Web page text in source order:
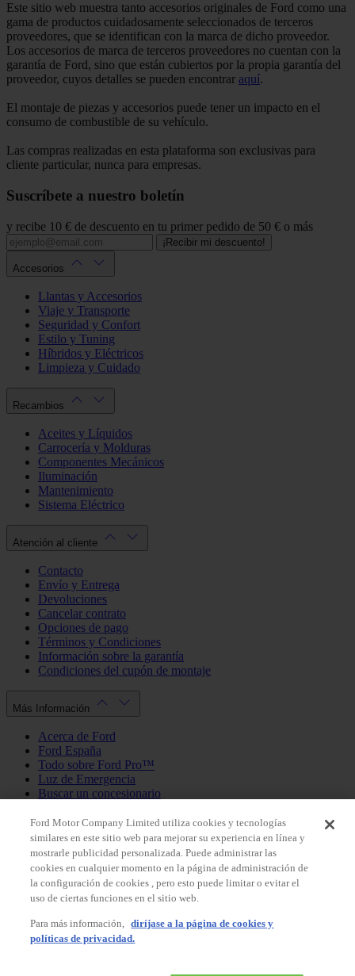
Este sitio web muestra tanto accesorios originales de Ford como una
gama de productos cuidadosamente seleccionados de terceros
proveedores, que se identifican con la marca de dicho proveedor.
Los accesorios de marca de terceros proveedores no cuentan con la
garantía de Ford, sino que están cubiertos por la propia garantía del
proveedor, cuyos detalles se pueden encontrar aquí.
El montaje de piezas y accesorios puede tener un impacto en el
consumo de combustible de su vehículo.
Las compras realizadas en esta plataforma son exclusivas para
cliente particular, nunca para empresas.
Suscríbete a nuestro boletín
y recibe 10 € de descuento en tu primer pedido de 50 € o más
¡Recibir mi descuento!
Accesorios
Llantas y Accesorios
Viaje y Transporte
Seguridad y Confort
Estilo y Tuning
Híbridos y Eléctricos
Limpieza y Cuidado
Recambios
Aceites y Líquidos
Carrocería y Molduras
Componentes Mecánicos
Iluminación
Mantenimiento
Sistema Eléctrico
Atención al cliente
Contacto
Envío y Entrega
Devoluciones
Cancelar contrato
Opciones de pago
Términos y Condiciones
Información sobre la garantía
Condiciones del cupón de montaje
Más Información
Acerca de Ford
Ford España
Todo sobre Ford Pro™
Luz de Emergencia
Buscar un concesionario
Política de privacidad
Mi Cuenta
Iniciar sesión / Registrarse
Mis pedidos
País
Ford Motor Company Limited utiliza cookies y tecnologías
similares en este sitio web para mejorar su experiencia en línea y
mostrarle publicidad personalizada. Puede administrar las
cookies en cualquier momento en la página de administración de
la configuración de cookies , pero esto puede limitar o evitar el
uso de ciertas funciones en el sitio web.
Para más información, diríjase a la página de cookies y
políticas de privacidad.